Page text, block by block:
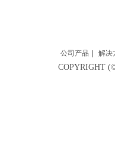
公司产品 解决
COPYRIGHT